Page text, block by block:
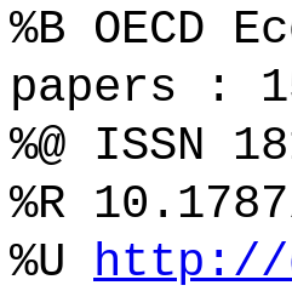
%B OECD
papers :
%@ ISSN
%R
%U http://